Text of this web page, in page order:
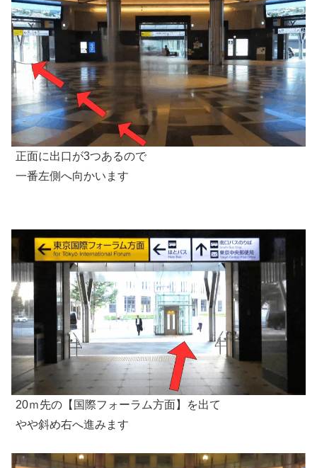
正面に出口が3つあるので
一番左側へ向かいます
20ｍ先の【国際フォーラム方面】を出て
やや斜め右へ進みます